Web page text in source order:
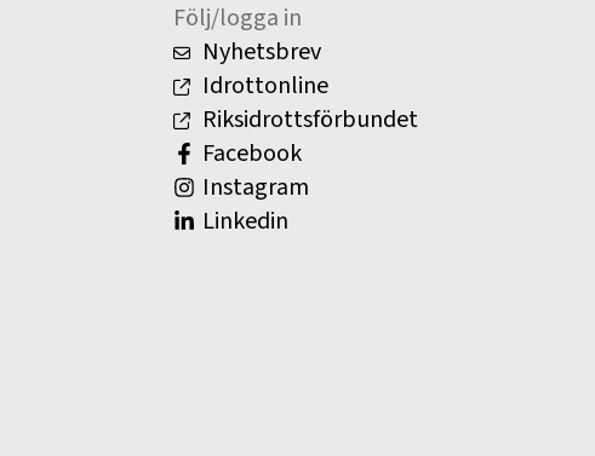
Följ/logga in
Nyhetsbrev
Idrottonline
Riksidrottsförbundet
Facebook
Instagram
Linkedin